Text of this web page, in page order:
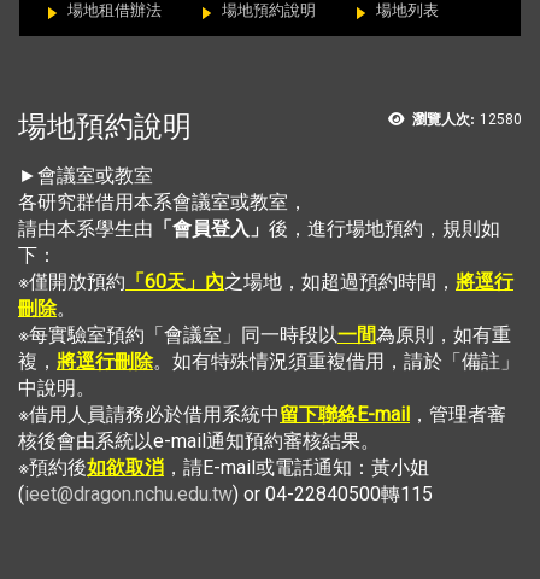
場地租借辦法 場地預約說明 場地列表
瀏覽人次: 12580
場地預約說明
►會議室或教室
各研究群借用本系會議室或教室，
請由本系學生由 「會員登入」 後，進行場地預約，規則如
下：
※僅開放預約 「60天」內之場地，如超過預約時間， 將逕行
刪除。
※每實驗室預約「會議室」同一時段以一間為原則，如有重
複， 將逕行刪除。如有特殊情況須重複借用，請於「備註」
中說明。
※借用人員請務必於借用系統中留下聯絡E-mail ，管理者審
核後會由系統以e-mail通知預約審核結果。
※預約後如欲取消 ，請E-mail或電話通知：黃小姐
(ieet@dragon.nchu.edu.tw) or 04-22840500轉115